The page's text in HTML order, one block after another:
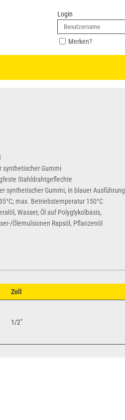
Login
Merken?
synthetischer Gummi
Stahldrahtgeflechte
synthetischer Gummi, in blauer Ausführung
max. Betriebstemperatur 150°C
Wasser, Öl auf Polyglykolbasis,
Ölemulsionen Rapsöl, Pflanzenöl
Zoll
1/2"